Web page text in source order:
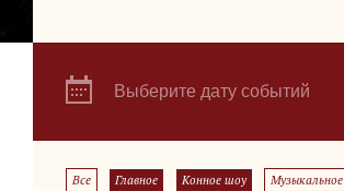
Выберите дату событий
Все Главное Конное шоу Музыкальное